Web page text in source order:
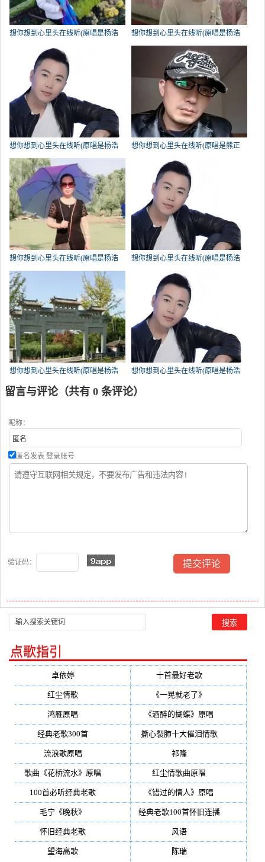
想你想到心里头在线听(原唱是杨浩
龙)，开心果演唱点播:156次
想你想到心里头在线听(原唱是杨浩
龙)，海之澜演唱点播:124次
想你想到心里头在线听(原唱是杨浩
龙)，有你更+精彩演唱点播:89次
想你想到心里头在线听(原唱是熊正
明)，功夫演唱点播:79次
想你想到心里头在线听(原唱是杨浩
龙)，笑傲江湖♚演唱点播:78次
想你想到心里头在线听(原唱是杨浩
龙)，智多星演唱点播:77次
想你想到心里头在线听(原唱是杨浩
龙)，欧兴国演唱点播:75次
想你想到心里头在线听(原唱是杨浩
龙)，点烟抽寂寞演唱点播:68次
留言与评论（共有 0 条评论）
昵称：
匿名发表 登录账号
验证码：
点歌指引
卓依婷(350) 十首最好老歌(300)
红尘情歌 《一晃就老了》
鸿雁原唱 《酒醉的蝴蝶》原唱
经典老歌300首 撕心裂肺十大催泪情歌(195)
流浪歌原唱 祁隆(188)
歌曲《花桥流水》原唱 红尘情歌曲原唱
100首必听经典老歌 《错过的情人》原唱
毛宁《晚秋》 经典老歌100首怀旧连播(134)
怀旧经典老歌 风语(132)
望海高歌 陈瑞(128)